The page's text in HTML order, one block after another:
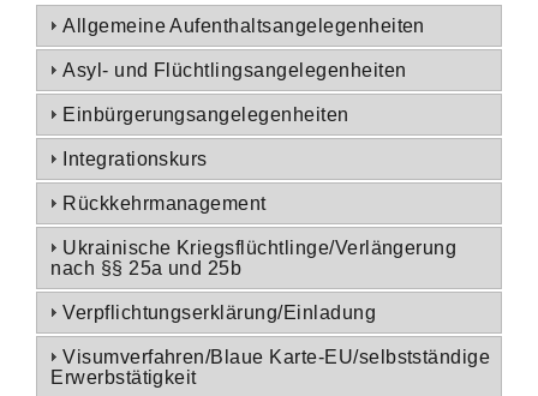
Allgemeine Aufenthaltsangelegenheiten
Asyl- und Flüchtlingsangelegenheiten
Einbürgerungsangelegenheiten
Integrationskurs
Rückkehrmanagement
Ukrainische Kriegsflüchtlinge/Verlängerung
nach §§ 25a und 25b
Verpflichtungserklärung/Einladung
Visumverfahren/Blaue Karte-EU/selbstständige
Erwerbstätigkeit